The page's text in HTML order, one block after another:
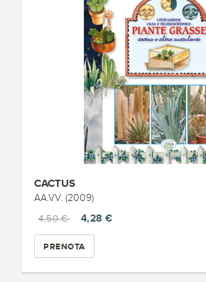
CACTUS
AA.VV. (2009)
4,50 €
4,28 €
PRENOTA